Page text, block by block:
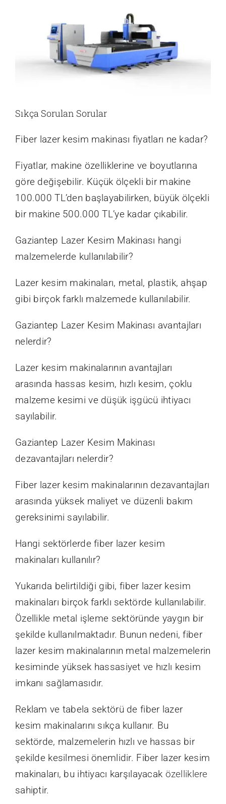
Sıkça Sorulan Sorular
Fiber lazer kesim makinası fiyatları ne kadar?
Fiyatlar, makine özelliklerine ve boyutlarına
göre değişebilir. Küçük ölçekli bir makine
100.000 TL’den başlayabilirken, büyük ölçekli
bir makine 500.000 TL’ye kadar çıkabilir.
Gaziantep Lazer Kesim Makinası hangi
malzemelerde kullanılabilir?
Lazer kesim makinaları, metal, plastik, ahşap
gibi birçok farklı malzemede kullanılabilir.
Gaziantep Lazer Kesim Makinası avantajları
nelerdir?
Lazer kesim makinalarının avantajları
arasında hassas kesim, hızlı kesim, çoklu
malzeme kesimi ve düşük işgücü ihtiyacı
sayılabilir.
Gaziantep Lazer Kesim Makinası
dezavantajları nelerdir?
Fiber lazer kesim makinalarının dezavantajları
arasında yüksek maliyet ve düzenli bakım
gereksinimi sayılabilir.
Hangi sektörlerde fiber lazer kesim
makinaları kullanılır?
Yukarıda belirtildiği gibi, fiber lazer kesim
makinaları birçok farklı sektörde kullanılabilir.
Özellikle metal işleme sektöründe yaygın bir
şekilde kullanılmaktadır. Bunun nedeni, fiber
lazer kesim makinalarının metal malzemelerin
kesiminde yüksek hassasiyet ve hızlı kesim
imkanı sağlamasıdır.
Reklam ve tabela sektörü de fiber lazer
kesim makinalarını sıkça kullanır. Bu
sektörde, malzemelerin hızlı ve hassas bir
şekilde kesilmesi önemlidir. Fiber lazer kesim
makinaları, bu ihtiyacı karşılayacak özelliklere
sahiptir.